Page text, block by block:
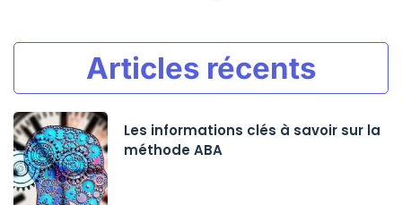
Articles récents
Les informations clés à savoir sur la
méthode ABA